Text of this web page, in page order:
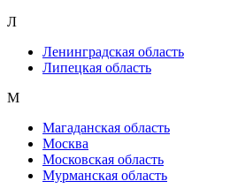
Л
Ленинградская область
Липецкая область
М
Магаданская область
Москва
Московская область
Мурманская область